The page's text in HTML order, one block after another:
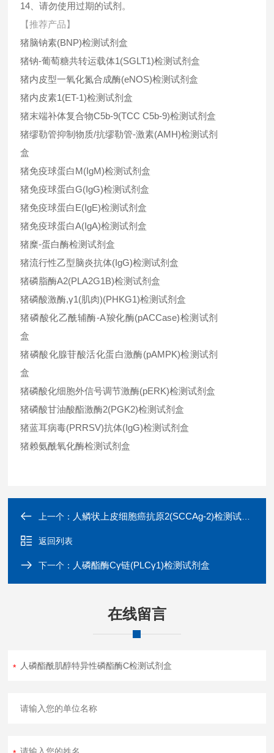
14、请勿使用过期的试剂。
【推荐产品】
猪脑钠素(BNP)检测试剂盒
猪钠-葡萄糖共转运载体1(SGLT1)检测试剂盒
猪内皮型一氧化氮合成酶(eNOS)检测试剂盒
猪内皮素1(ET-1)检测试剂盒
猪末端补体复合物C5b-9(TCC C5b-9)检测试剂盒
猪缪勒管抑制物质/抗缪勒管-激素(AMH)检测试剂
盒
猪免疫球蛋白M(IgM)检测试剂盒
猪免疫球蛋白G(IgG)检测试剂盒
猪免疫球蛋白E(IgE)检测试剂盒
猪免疫球蛋白A(IgA)检测试剂盒
猪糜-蛋白酶检测试剂盒
猪流行性乙型脑炎抗体(IgG)检测试剂盒
猪磷脂酶A2(PLA2G1B)检测试剂盒
猪磷酸激酶,γ1(肌肉)(PHKG1)检测试剂盒
猪磷酸化乙酰辅酶-A羧化酶(pACCase)检测试剂
盒
猪磷酸化腺苷酸活化蛋白激酶(pAMPK)检测试剂
盒
猪磷酸化细胞外信号调节激酶(pERK)检测试剂盒
猪磷酸甘油酸酯激酶2(PGK2)检测试剂盒
猪蓝耳病毒(PRRSV)抗体(IgG)检测试剂盒
猪赖氨酰氧化酶检测试剂盒
上一个： 人鳞状上皮细胞癌抗原2(SCCAg-2)检测试剂盒
返回列表
下一个： 人磷酯酶Cγ链(PLCγ1)检测试剂盒
在线留言